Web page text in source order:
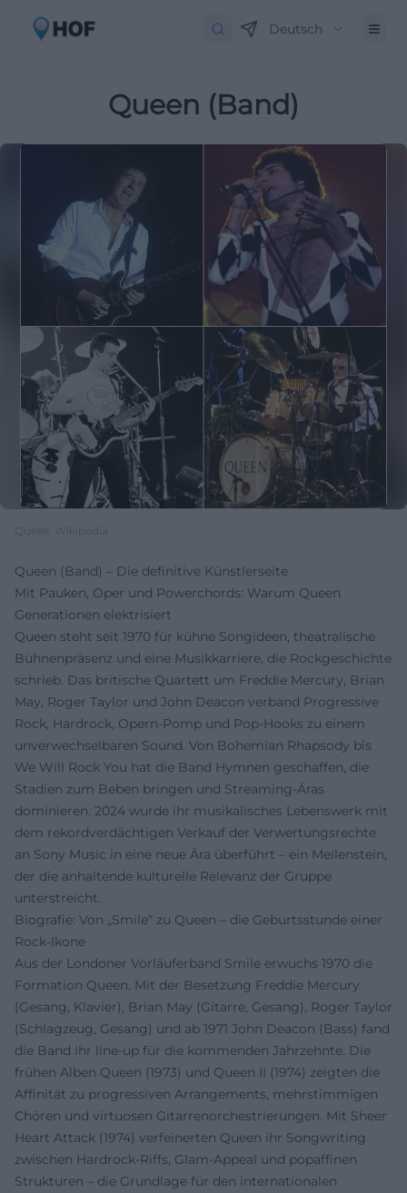
Deutsch
Queen (Band)
Quelle: Wikipedia
Queen (Band) – Die definitive Künstlerseite
Mit Pauken, Oper und Powerchords: Warum Queen
Generationen elektrisiert
Queen steht seit 1970 für kühne Songideen, theatralische
Bühnenpräsenz und eine Musikkarriere, die Rockgeschichte
schrieb. Das britische Quartett um Freddie Mercury, Brian
May, Roger Taylor und John Deacon verband Progressive
Rock, Hardrock, Opern-Pomp und Pop-Hooks zu einem
unverwechselbaren Sound. Von Bohemian Rhapsody bis
We Will Rock You hat die Band Hymnen geschaffen, die
Stadien zum Beben bringen und Streaming-Äras
dominieren. 2024 wurde ihr musikalisches Lebenswerk mit
dem rekordverdächtigen Verkauf der Verwertungsrechte
an Sony Music in eine neue Ära überführt – ein Meilenstein,
der die anhaltende kulturelle Relevanz der Gruppe
unterstreicht.
Biografie: Von „Smile“ zu Queen – die Geburtsstunde einer
Rock-Ikone
Aus der Londoner Vorläuferband Smile erwuchs 1970 die
Formation Queen. Mit der Besetzung Freddie Mercury
(Gesang, Klavier), Brian May (Gitarre, Gesang), Roger Taylor
(Schlagzeug, Gesang) und ab 1971 John Deacon (Bass) fand
die Band ihr line-up für die kommenden Jahrzehnte. Die
frühen Alben Queen (1973) und Queen II (1974) zeigten die
Affinität zu progressiven Arrangements, mehrstimmigen
Chören und virtuosen Gitarrenorchestrierungen. Mit Sheer
Heart Attack (1974) verfeinerten Queen ihr Songwriting
zwischen Hardrock-Riffs, Glam-Appeal und popaffinen
Strukturen – die Grundlage für den internationalen